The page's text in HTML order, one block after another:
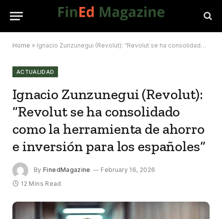
Home » Ignacio Zunzunegui (Revolut): “Revolut se ha consolidado como la herramienta de ahorro e inversión para los españoles”
ACTUALIDAD
Ignacio Zunzunegui (Revolut):
“Revolut se ha consolidado
como la herramienta de ahorro
e inversión para los españoles”
By FinedMagazine
February 16, 2026
12 Mins Read